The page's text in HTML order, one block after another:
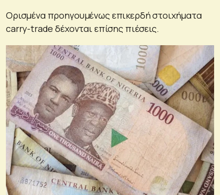
Ορισμένα προηγουμένως επικερδή στοιχήματα
carry-trade δέχονται επίσης πιέσεις.